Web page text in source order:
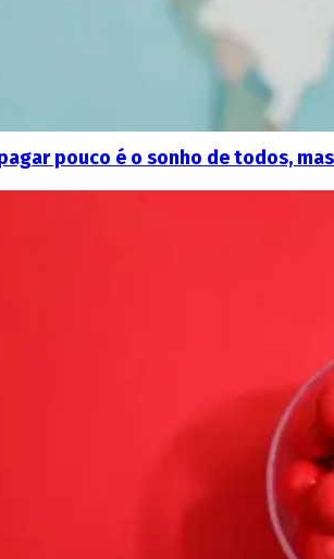
pouco é o sonho de todos,